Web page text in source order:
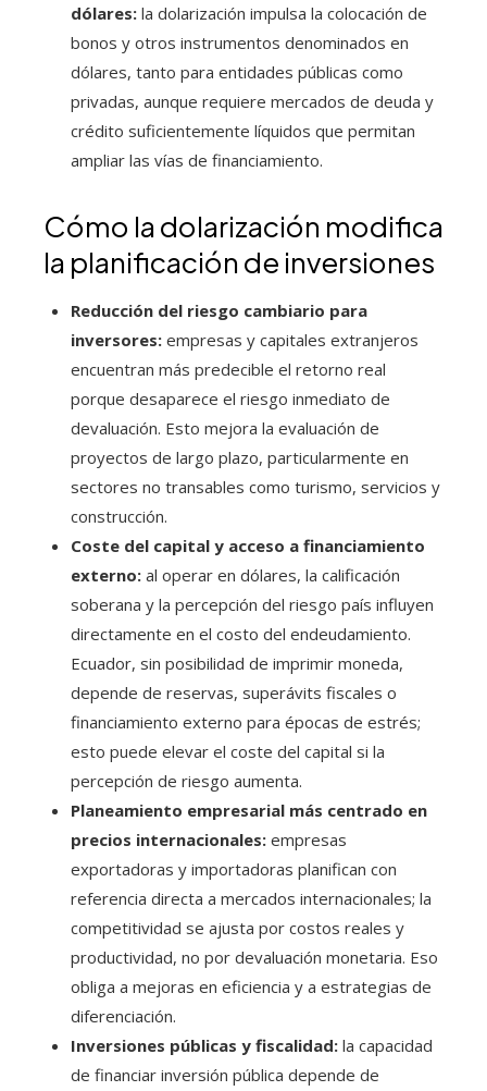
dólares: la dolarización impulsa la colocación de
bonos y otros instrumentos denominados en
dólares, tanto para entidades públicas como
privadas, aunque requiere mercados de deuda y
crédito suficientemente líquidos que permitan
ampliar las vías de financiamiento.
Cómo la dolarización modifica
la planificación de inversiones
Reducción del riesgo cambiario para
inversores: empresas y capitales extranjeros
encuentran más predecible el retorno real
porque desaparece el riesgo inmediato de
devaluación. Esto mejora la evaluación de
proyectos de largo plazo, particularmente en
sectores no transables como turismo, servicios y
construcción.
Coste del capital y acceso a financiamiento
externo: al operar en dólares, la calificación
soberana y la percepción del riesgo país influyen
directamente en el costo del endeudamiento.
Ecuador, sin posibilidad de imprimir moneda,
depende de reservas, superávits fiscales o
financiamiento externo para épocas de estrés;
esto puede elevar el coste del capital si la
percepción de riesgo aumenta.
Planeamiento empresarial más centrado en
precios internacionales: empresas
exportadoras y importadoras planifican con
referencia directa a mercados internacionales; la
competitividad se ajusta por costos reales y
productividad, no por devaluación monetaria. Eso
obliga a mejoras en eficiencia y a estrategias de
diferenciación.
Inversiones públicas y fiscalidad: la capacidad
de financiar inversión pública depende de